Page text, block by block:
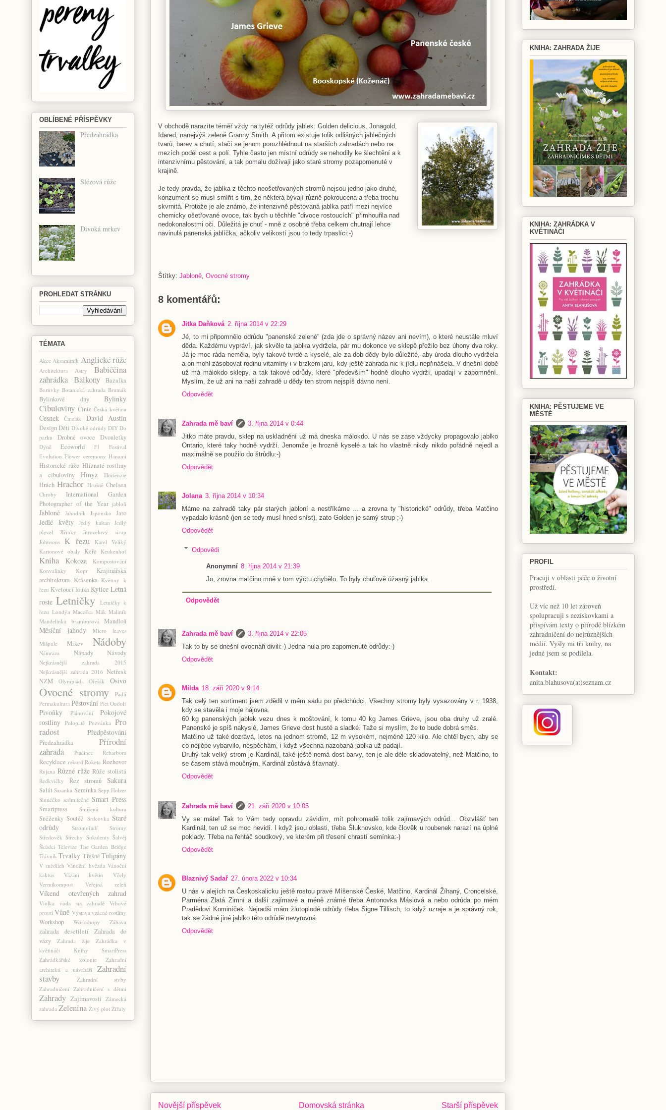
V obchodě narazíte téměř vždy na tytéž odrůdy jablek: Golden delicious, Jonagold,
Idared, nanejvýš zelené Granny Smith. A přitom existuje tolik odlišných jablečných
tvarů, barev a chutí, stačí se jenom porozhlédnout na starších zahradách nebo na
mezích podél cest a polí. Tyhle často jen místní odrůdy se nehodily ke šlechtění a k
intenzivnímu pěstování, a tak pomalu dožívají jako staré stromy pozapomenuté v
krajině.
Je tedy pravda, že jablka z těchto neošetřovaných stromů nejsou jedno jako druhé,
konzument se musí smířit s tím, že některá bývají různě pokroucená a třeba trochu
skvrnitá. Protože je ale známo, že intenzivně pěstovaná jablka patří mezi nejvíce
chemicky ošetřované ovoce, tak bych u těchhle "divoce rostoucích" přimhouřila nad
nedokonalostmi oči. Důležitá je chuť - mně z osobně třeba celkem chutnají lehce
navinulá panenská jablíčka, ačkoliv velikostí jsou to tedy trpaslíci:-)
Štítky: Jabloně Ovocné stromy
8 komentářů:
Jitka Daňková 2. října 2014 v 22:29
Jé, to mi připomnělo odrůdu "panenské zelené" (zda jde o správný název ani nevím), o které neustále mluví
děda. Každému vypráví, jak skvěle ta jablka vydržela, pár mu dokonce ve sklepě přežilo bez úhony dva roky.
Já je moc ráda neměla, byly takové tvrdé a kyselé, ale za dob dědy bylo důležité, aby úroda dlouho vydržela
a on mohl zásobovat rodinu vitamíny i v brzkém jaru, kdy ještě zahrada nic k jídlu nepřinášela. V dnešní době
už má málokdo sklepy, a tak takové odrůdy, které "především" hodně dlouho vydrží, upadají v zapomnění.
Myslím, že už ani na naší zahradě u dědy ten strom nejspíš dávno není.
Odpovědět
Zahrada mě baví
3. října 2014 v 0:44
Jitko máte pravdu, sklep na uskladnění už má dneska málokdo. U nás se zase vždycky propagovalo jablko
Ontario, které taky hodně vydrží. Jenomže je hrozně kyselé a tak ho vlastně nikdy nikdo pořádně nejedl a
maximálně se použilo do štrůdlu:-)
Odpovědět
Jolana 3. října 2014 v 10:34
Máme na zahradě taky pár starých jabloní a nestříkáme ... a zrovna ty "historické" odrůdy, třeba Matčino
vypadalo krásně (jen se tedy musí hned sníst), zato Golden je samý strup ;-)
Odpovědět
Odpovědi
Anonymní 8. října 2014 v 21:39
Jo, zrovna matčino mně v tom výčtu chybělo. To byly chuťově úžasný jablka.
Odpovědět
Zahrada mě baví
3. října 2014 v 22:05
Tak to by se dnešní ovocnáři divili:-) Jedna nula pro zapomenuté odrůdy:-)
Odpovědět
Milda 18. září 2020 v 9:14
Tak celý ten sortiment jsem zdědil v mém sadu po předchůdci. Všechny stromy byly vysazovány v r. 1938,
kdy se stavěla i moje hájovna.
60 kg panenských jablek vezu dnes k moštování, k tomu 40 kg James Grieve, jsou oba druhy už zralé.
Panenské je spíš nakyslé, James Grieve dost husté a sladké. Taže si myslím, že to bude dobrá směs.
Matčino už také dozrává, letos na jednom stromě, 12 m vysokém, nejméně 120 kilo. Ale chtěl bych, aby se
co nejlépe vybarvilo, nespěchám, i když všechna nazobaná jablka už padají.
Druhý tak velký strom je Kardinál, také ještě nemá dost barvy, ten je ale déle skladovatelný, než Matčino, to
se časem stává moučným, Kardinál zůstává šťavnatý.
Odpovědět
Zahrada mě baví
21. září 2020 v 10:05
Vy se máte! Tak to Vám tedy opravdu závidím, mít pohromadě tolik zajímavých odrůd... Obzvlášť ten
Kardinál, ten už se moc nevidí. I když jsou oblasti, třeba Šluknovsko, kde člověk u roubenek narazí na úplné
poklady. Třeba na řehtáč soudkový, ve kterém při třesení chrastí semínka:-)
Odpovědět
Blaznivý Sadař 27. února 2022 v 10:34
U nás v alejích na Českoskalicku ještě rostou pravé Míšenské České, Matčino, Kardinál Žíhaný, Croncelské,
Parména Zlatá Zimní a další zajímavé a méně známé třeba Antonovka Máslová a nebo odrůda po mém
Pradědovi Kominíček. Nejradši mám žlutoplodé odrůdy třeba Signe Tillisch, to když uzraje a je správný rok,
tak se žádné jiné jablko této odrůdě nevyrovná.
Odpovědět
Novější příspěvek Starší příspěvek
Domovská stránka
OBLÍBENÉ PŘÍSPĚVKY
Předzahrádka
Slézová růže
Divoká mrkev
PROHLEDAT STRÁNKU
TÉMATA
Akce Aksamitník Anglické růže
Architektura Astry
Babiččina
zahrádka Balkony Bazalka
Borůvky Botanická zahrada Brutnák
Bylinkové dny Bylinky
Cibuloviny Cínie Česká květina
Česnek Čmelák David Austin
DesignDěti Divoké odrůdy DIY Do
parku
Drobné ovoce Dvouletky
Dýně Ecoworld F1
Festival
Evolution Flower ceremony Hanami
Historické růže Hlíznaté rostliny
a cibuloviny
Hmyz Hortenzie
Hrách Hrachor Hrušně Chelsea
Chroby
International Garden
Photographer of the Year jabloň
Jabloně Jahodník Japonsko Jaro
Jedlé květy Jedlý kaštan
Jedlý
plevel
JIřinky
Jitrocelový sirup
Johnsons
K řezu
Karel Veliký
Kartonové obaly
Keře Keukenhof
Kniha Kokoza
Kompostování
Konvalinky
Kopr
Krajinářská
architektura Krásenka Květiny k
řezu Kvetoucí louka Kytice Letná
roste Letničky
Letničky k
řezu Londýn Maceška Mák Maliník
Mandelinka bramborová
Mandloň
Měsíční jahody
Micro leaves
Mišpule
Mrkev Nádoby
Námraza Nápady Návody
Nejkrásnější zahrada 2015
Nejkrásnější zahrada 2016 Netřesk
NZM
Olympiáda Ořešák Osivo
Ovocné stromy
Padlí
Permakultura Pěstování Piet Oudolf
Pivoňky Plánování
Pokojové
rostliny Polopatě Pozvánka Pro
radost
Předpěstování
Předzahrádka
Přírodní
zahrada
Ptačinec Rebarbora
Recyklace rekord Roketa Rozhovor
Rujana Různé růže Růže stolistá
Ředkvičky Řez stromů Sakura
Salát Sasanka Semínka Sepp Holzer
Slunéčko sedmitečné Smart Press
Smartpress Smíšená kultura
Sněženky Soutěž Srdcovka Staré
odrůdy
Stromořadí
Stromy
Středověk Střechy Sukulenty Šalvěj
Škůdci Televize The Garden Bridge
Trávník Trvalky Třešně Tulipány
V médiích Vánoční hvězda Vánoční
kaktus
Vázání květin
Včely
Vermikompost
Veřejná zeleň
Víkend otevřených zahrad
Violka voda na zahradě
Vrbové
proutí Vůně Výstava vzácné rostliny
Workshop Workshopy Zábava
zahrada desetiletí
Zahrada do
vázy
Zahrada žije
Zahrádka v
květináči Knihy SmartPress
Zahrádkářské kolonie
Zahradní
architekti a návrháři
Zahradní
stavby
Zahradní stvby
Zahradničení Zahradničení s dětmi
Zahrady Zajímavosti Zámecká
zahrada Zelenina Živý plot Žížaly
KNIHA: ZAHRADA ŽIJE
KNIHA: ZAHRÁDKA V
KVĚTINÁČI
KNIHA: PĚSTUJEME VE
MÉSTÉ
PROFIL
Pracuji v oblasti péče o životní
prostředí.
Už víc než 10 let zároveň
spolupracuji s neziskovkami a
přispívám texty o přírodě blízkém
zahradničení do nejrůznějších
médií. Vyšly mi tři knihy, na
jedné jsem se podílela.
Kontakt:
anita.blahusova(at)seznam.cz